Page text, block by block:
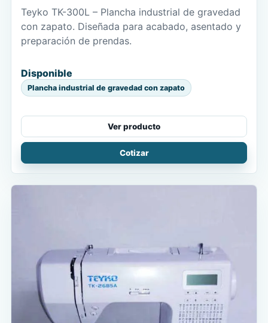
Teyko TK-300L – Plancha industrial de gravedad
con zapato. Diseñada para acabado, asentado y
preparación de prendas.
Disponible
Plancha industrial de gravedad con zapato
Ver producto
Cotizar